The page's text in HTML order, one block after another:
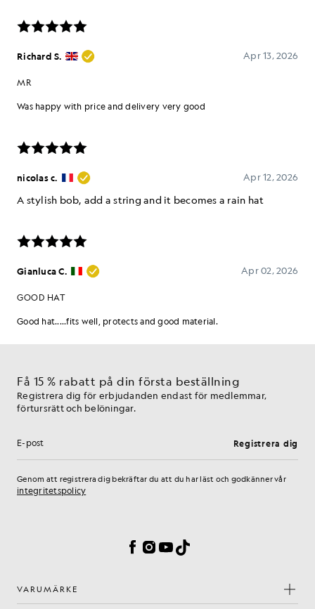
Få 15 % rabatt på din första beställning
Registrera dig för erbjudanden endast för medlemmar,
förtursrätt och belöningar.
E-postadress Registrera dig
Genom att registrera dig bekräftar du att du har läst och godkänner vår
integritetspolicy
Facebook
Instagram
YouTube
TikTok
VARUMÄRKE